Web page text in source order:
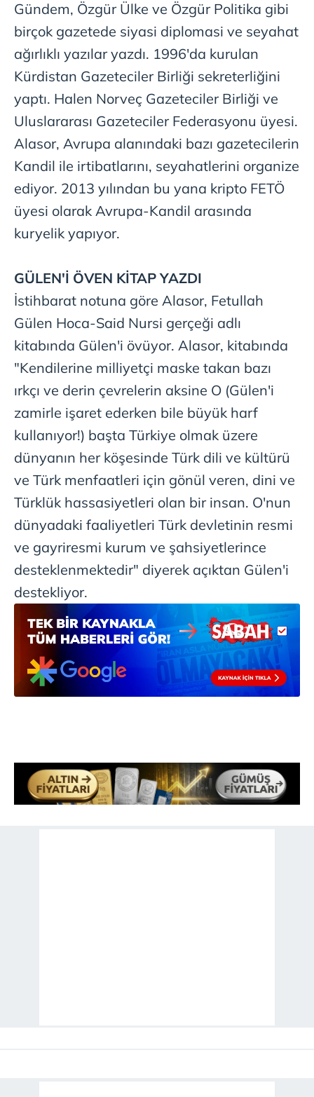
Gündem, Özgür Ülke ve Özgür Politika gibi
birçok gazetede siyasi diplomasi ve seyahat
ağırlıklı yazılar yazdı. 1996'da kurulan
Kürdistan Gazeteciler Birliği sekreterliğini
yaptı. Halen Norveç Gazeteciler Birliği ve
Uluslararası Gazeteciler Federasyonu üyesi.
Alasor, Avrupa alanındaki bazı gazetecilerin
Kandil ile irtibatlarını, seyahatlerini organize
ediyor. 2013 yılından bu yana kripto FETÖ
üyesi olarak Avrupa-Kandil arasında
kuryelik yapıyor.
GÜLEN'İ ÖVEN KİTAP YAZDI
İstihbarat notuna göre Alasor, Fetullah
Gülen Hoca-Said Nursi gerçeği adlı
kitabında Gülen'i övüyor. Alasor, kitabında
"Kendilerine milliyetçi maske takan bazı
ırkçı ve derin çevrelerin aksine O (Gülen'i
zamirle işaret ederken bile büyük harf
kullanıyor!) başta Türkiye olmak üzere
dünyanın her köşesinde Türk dili ve kültürü
ve Türk menfaatleri için gönül veren, dini ve
Türklük hassasiyetleri olan bir insan. O'nun
dünyadaki faaliyetleri Türk devletinin resmi
ve gayriresmi kurum ve şahsiyetlerince
desteklenmektedir" diyerek açıktan Gülen'i
destekliyor.